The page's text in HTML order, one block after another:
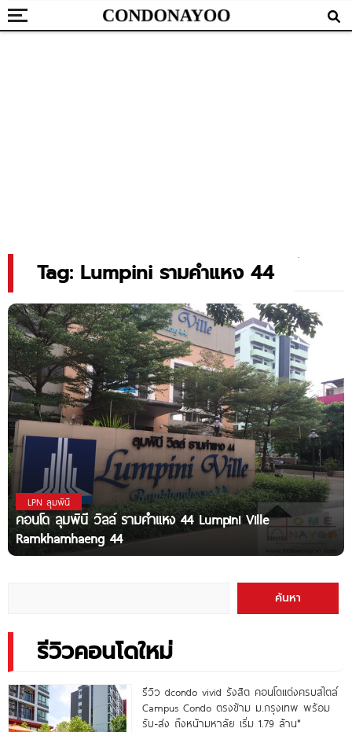
Tag: Lumpini รามคำแหง 44
LPN ลุมพินี
คอนโด ลุมพินี วิลล์ รามคำแหง 44 Lumpini Ville
Ramkhamhaeng 44
ค้นหา
รีวิวคอนโดใหม่
รีวิว dcondo vivid รังสิต คอนโดแต่งครบสไตล์
Campus Condo ตรงข้าม ม.กรุงเทพ พร้อม
รับ-ส่ง ถึงหน้ามหาลัย เริ่ม 1.79 ล้าน*